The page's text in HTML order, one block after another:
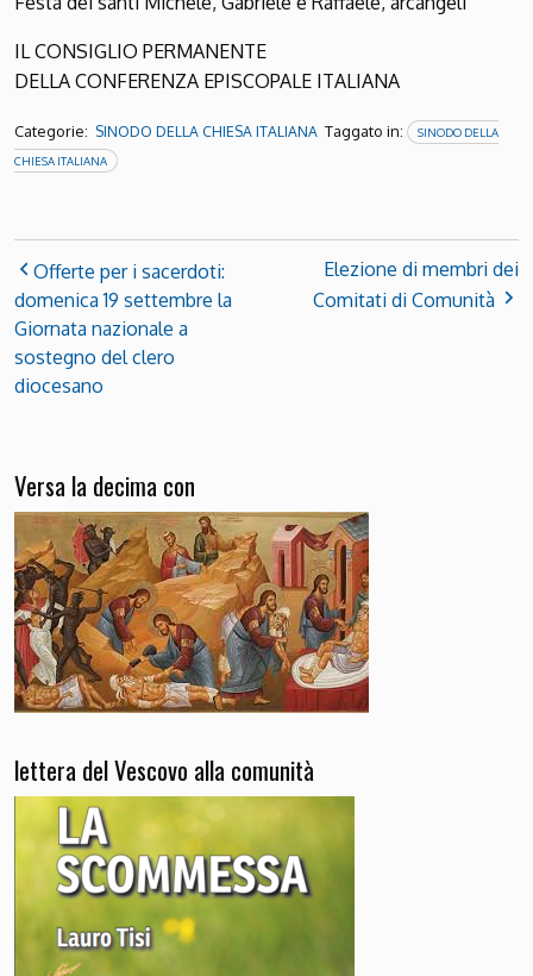
IL CONSIGLIO PERMANENTE
DELLA CONFERENZA EPISCOPALE ITALIANA
Categorie: SINODO DELLA CHIESA ITALIANA Taggato in:
SINODO DELLA
CHIESA ITALIANA
Offerte per i sacerdoti:
domenica 19 settembre la
Giornata nazionale a
sostegno del clero
diocesano
Elezione di membri dei
Comitati di Comunità
Versa la decima con
lettera del Vescovo alla comunità